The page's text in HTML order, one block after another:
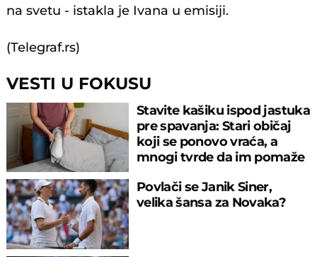
na svetu - istakla je Ivana u emisiji.
(Telegraf.rs)
VESTI U FOKUSU
Stavite kašiku ispod jastuka
pre spavanja: Stari običaj
koji se ponovo vraća, a
mnogi tvrde da im pomaže
Povlači se Janik Siner,
velika šansa za Novaka?